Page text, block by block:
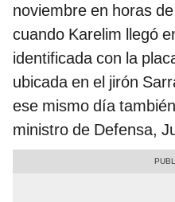
noviembre en horas
cuando Karelim llegó
identificada con la
ubicada en el jirón
ese mismo día
ministro de Defensa,